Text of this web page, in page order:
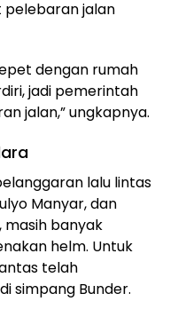
jalan
dengan rumah
jadi pemerintah
jalan,” ungkapnya.
lalu lintas
Manyar, dan
masih banyak
helm. Untuk
telah
simpang Bunder.